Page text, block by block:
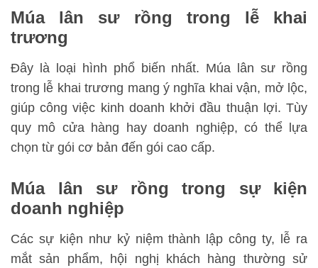
Múa lân sư rồng trong lễ khai
trương
Đây là loại hình phổ biến nhất. Múa lân sư rồng
trong lễ khai trương mang ý nghĩa khai vận, mở lộc,
giúp công việc kinh doanh khởi đầu thuận lợi. Tùy
quy mô cửa hàng hay doanh nghiệp, có thể lựa
chọn từ gói cơ bản đến gói cao cấp.
Múa lân sư rồng trong sự kiện
doanh nghiệp
Các sự kiện như kỷ niệm thành lập công ty, lễ ra
mắt sản phẩm, hội nghị khách hàng thường sử